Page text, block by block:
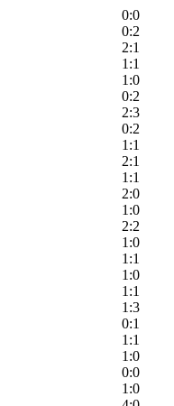
0:0
0:2
2:1
1:1
1:0
0:2
2:3
0:2
1:1
2:1
1:1
2:0
1:0
2:2
1:0
1:1
1:0
1:1
1:3
0:1
1:1
1:0
0:0
1:0